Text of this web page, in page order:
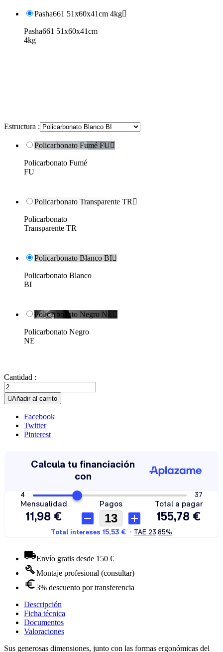
Pasha661 51x60x41cm 4kg
Pasha661 51x60x41cm
4kg
Estructura :
Policarbonato Fumé FU
Policarbonato Fumé
FU
Policarbonato Transparente TR 
Policarbonato
Transparente TR
Policarbonato Blanco BI
Policarbonato Blanco
BI
Policarbonato Negro NE 
Policarbonato Negro
NE
Cantidad :
Añadir al carrito
Facebook
Twitter
Pinterest
Envío gratis desde 150 €
Montaje profesional (consultar)
3% descuento por transferencia
Descripción
Ficha técnica
Documentos
Valoraciones
Sus generosas dimensiones, junto con las formas ergonómicas del